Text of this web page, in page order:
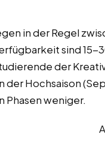
in der Regel
sind
der
der Hochsaison
Phasen weniger.